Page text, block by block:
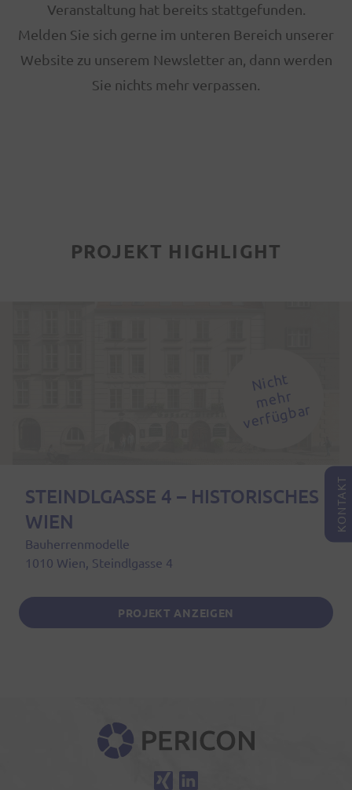
Veranstaltung hat bereits stattgefunden.
Melden Sie sich gerne im unteren Bereich unserer
Website zu unserem Newsletter an, dann werden
Sie nichts mehr verpassen.
PROJEKT HIGHLIGHT
Nic
ht
m
e
hr
v
erf
ü
g
b
ar
STEINDLGASSE 4 – HISTORISCHES
WIEN
Bauherrenmodelle
1010 Wien, Steindlgasse 4
PROJEKT ANZEIGEN
Xing
LinkedIn
KONTAKT